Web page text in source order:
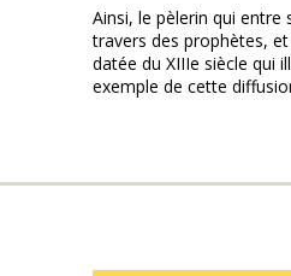
Ainsi, le pèlerin qui entre
travers des prophètes,
datée du XIIIe siècle qui
exemple de cette